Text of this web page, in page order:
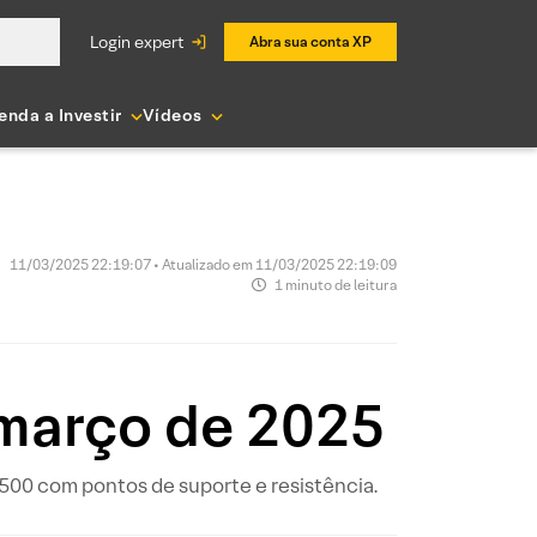
login expert Abra sua conta XP
a Investir Vídeos
11/03/2025 22:19:07 • Atualizado em 11/03/2025 22:19:09
1 minuto de leitura
de 2025
com pontos de suporte e resistência.